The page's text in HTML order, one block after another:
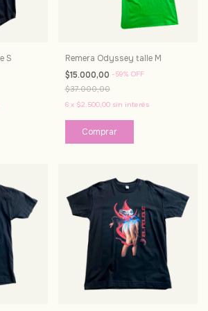
S
Remera Odyssey talle M
$15.000,00 -59% OFF
$37.000,00
6 x $2.500,00 sin interés